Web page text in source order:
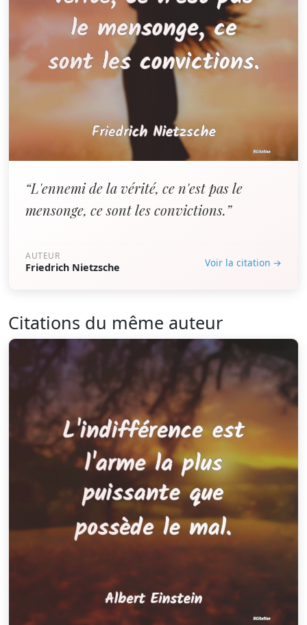
“L'ennemi de la vérité, ce n'est pas le
mensonge, ce sont les convictions.”
AUTEUR
Friedrich Nietzsche Voir la citation →
Citations du même auteur